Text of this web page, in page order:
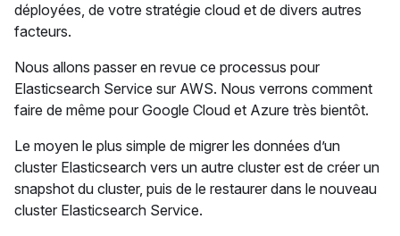
déployées, de votre stratégie cloud et de divers autres
facteurs.
Nous allons passer en revue ce processus pour
Elasticsearch Service sur AWS. Nous verrons comment
faire de même pour Google Cloud et Azure très bientôt.
Le moyen le plus simple de migrer les données d’un
cluster Elasticsearch vers un autre cluster est de créer un
snapshot du cluster, puis de le restaurer dans le nouveau
cluster Elasticsearch Service.